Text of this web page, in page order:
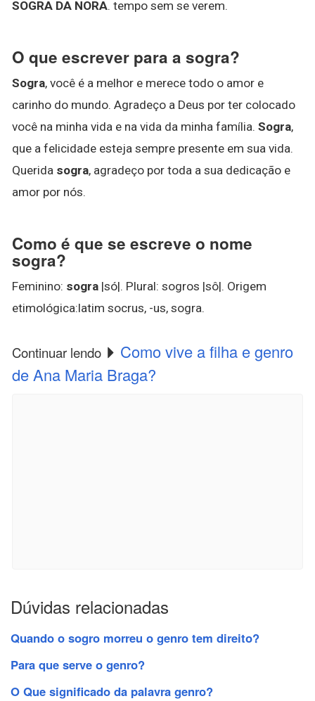
SOGRA DA NORA. tempo sem se verem.
O que escrever para a sogra?
Sogra, você é a melhor e merece todo o amor e
carinho do mundo. Agradeço a Deus por ter colocado
você na minha vida e na vida da minha família. Sogra,
que a felicidade esteja sempre presente em sua vida.
Querida sogra, agradeço por toda a sua dedicação e
amor por nós.
Como é que se escreve o nome
sogra?
Feminino: sogra |só|. Plural: sogros |sô|. Origem
etimológica:latim socrus, -us, sogra.
Continuar lendo
Como vive a filha e genro
de Ana Maria Braga?
Dúvidas relacionadas
Quando o sogro morreu o genro tem direito?
Para que serve o genro?
O Que significado da palavra genro?